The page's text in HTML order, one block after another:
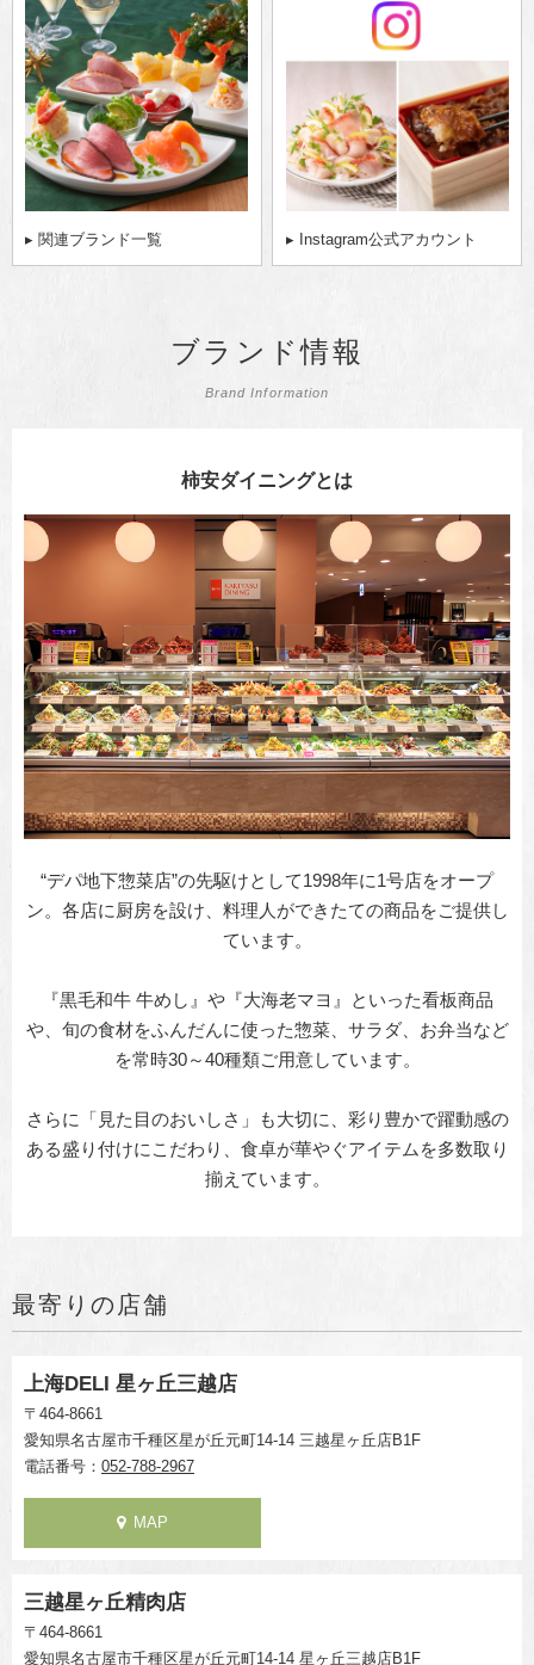
▸ 関連ブランド一覧 ▸ Instagram公式アカウント
ブランド情報
Brand Information
柿安ダイニングとは
“デパ地下惣菜店”の先駆けとして1998年に1号店をオープ
ン。各店に厨房を設け、料理人ができたての商品をご提供し
ています。
『黒毛和牛 牛めし』や『大海老マヨ』といった看板商品
や、旬の食材をふんだんに使った惣菜、サラダ、お弁当など
を常時30～40種類ご用意しています。
さらに「見た目のおいしさ」も大切に、彩り豊かで躍動感の
ある盛り付けにこだわり、食卓が華やぐアイテムを多数取り
揃えています。
最寄りの店舗
上海DELI 星ヶ丘三越店
〒464-8661
愛知県名古屋市千種区星が丘元町14-14 三越星ヶ丘店B1F
電話番号： 052-788-2967
MAP
三越星ヶ丘精肉店
〒464-8661
愛知県名古屋市千種区星が丘元町14-14 星ヶ丘三越店B1F